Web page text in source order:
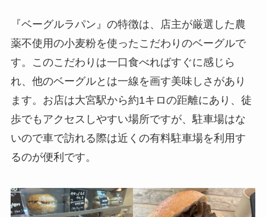
『ベーグルラパン』の特徴は、店主が厳選した農
薬不使用の小麦粉を使ったこだわりのベーグルで
す。このこだわりは一口食べればすぐに感じら
れ、他のベーグルとは一線を画す美味しさがあり
ます。お店は大宮駅から約1キロの距離にあり、徒
歩でもアクセスしやすい場所ですが、駐車場はな
いので車で訪れる際は近くの有料駐車場を利用す
るのが便利です。